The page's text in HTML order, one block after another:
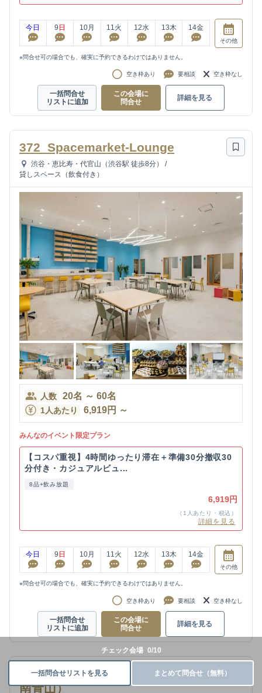
今日 9 日 10月 11火 12水 13木 14金
その他
※問合せ可の場合でも、確実に予約できるわけではありません。
空き枠あり 要相談 空き枠なし
一括問合せ
リストに追加
この会場に
問合せ
詳細を見る
372_Spacemarket-Lounge
渋谷・恵比寿・代官山（渋谷駅 徒歩8分）
/
貸しスペース（飲食付き）
人数 20名 ～ 60名
1人あたり 6,919円 ～
みんなのイベント限定プラン
【コスパ重視】4時間ゆったり滞在＋準備30分撤収30
分付き・カジュアルビュ...
8品+飲み放題
6,919円
（1人あたり・税込）
詳細を見る
今日 9 日 10月 11 火 12水 13木 14金
その他
※問合せ可の場合でも、確実に予約できるわけではありません。
空き枠あり 要相談 空き枠なし
一括問合せ
リストに追加
この会場に
問合せ
詳細を見る
グレイドパーク南青山（旧：Mace
南青山）
チェック会場 0/10
一括問合せリストを見る まとめて問合せ（無料）